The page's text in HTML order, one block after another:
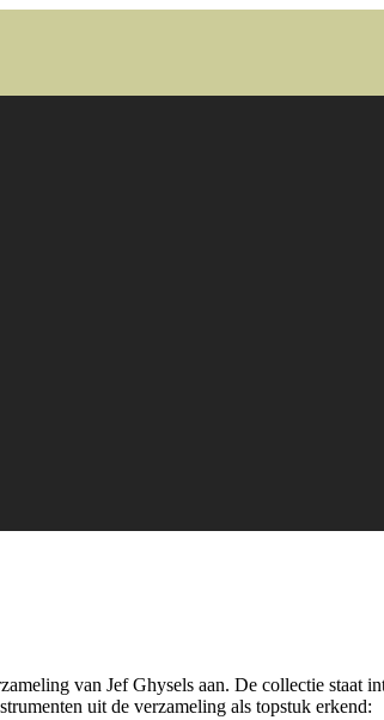
van Jef Ghysels aan. De collectie
uit de verzameling als topstuk erkend: